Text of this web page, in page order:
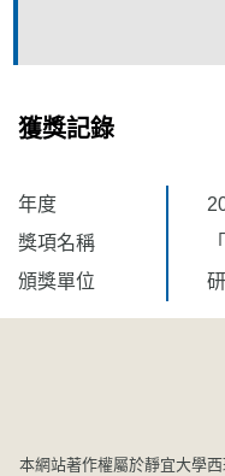
獲獎記錄
年度
獎項名稱
頒獎單位
本網站著作權屬於靜宜大學